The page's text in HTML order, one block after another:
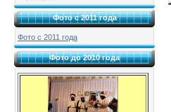
Фото с 2011 года
Фото с 2011 года
Фото до 2010 года